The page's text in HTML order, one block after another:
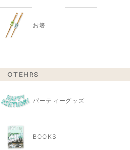
お箸
OTEHRS
パーティーグッズ
BOOKS